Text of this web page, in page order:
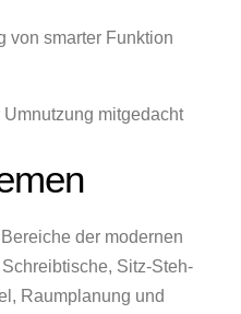
von smarter Funktion
mitgedacht
der modernen
Sitz-Steh-
Raumplanung und